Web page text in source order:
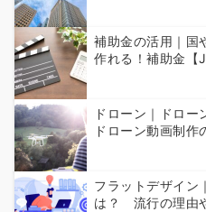
補助金の活用｜国
作れる！補助金【
ドローン｜ドロ
ドローン動画制作
フラットデザイン
は？ 流行の理由